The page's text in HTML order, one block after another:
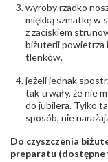
wyroby rzadko
miękką szmatkę w
z zaciskiem
biżuterii powietrza
tlenków.
jeżeli jednak
tak trwały, że nie
do jubilera. Tylko
sposób, nie
Do czyszczenia
preparatu (dostępne